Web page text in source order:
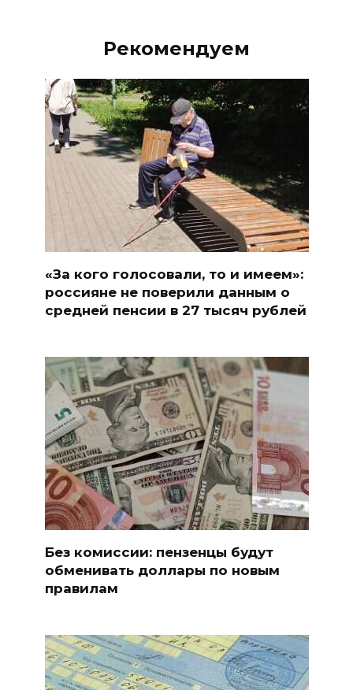
Рекомендуем
«За кого голосовали, то и имеем»:
россияне не поверили данным о
средней пенсии в 27 тысяч рублей
Без комиссии: пензенцы будут
обменивать доллары по новым
правилам